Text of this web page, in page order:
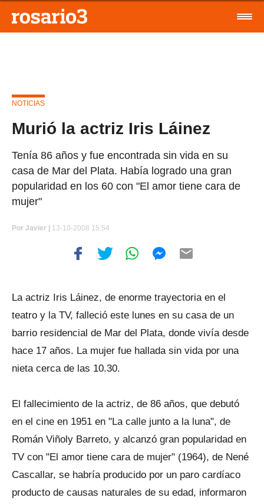
NOTICIAS
Murió la actriz Iris Láinez
Tenía 86 años y fue encontrada sin vida en su
casa de Mar del Plata. Había logrado una gran
popularidad en los 60 con "El amor tiene cara de
mujer"
Por Javier | 13-10-2008 15:54
La actriz Iris Láinez, de enorme trayectoria en el
teatro y la TV, falleció este lunes en su casa de un
barrio residencial de Mar del Plata, donde vivía desde
hace 17 años. La mujer fue hallada sin vida por una
nieta cerca de las 10.30.
El fallecimiento de la actriz, de 86 años, que debutó
en el cine en 1951 en "La calle junto a la luna", de
Román Viñoly Barreto, y alcanzó gran popularidad en
TV con "El amor tiene cara de mujer" (1964), de Nené
Cascallar, se habría producido por un paro cardíaco
producto de causas naturales de su edad, informaron